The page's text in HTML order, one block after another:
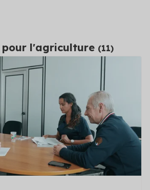
pour l'agriculture (11)